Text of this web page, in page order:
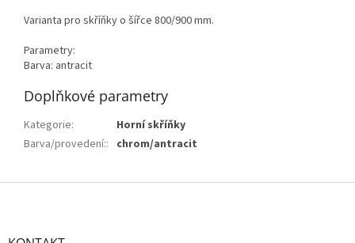
Varianta pro skříňky o šířce 800/900 mm.
Parametry:
Barva: antracit
Doplňkové parametry
Kategorie:
Horní skříňky
Barva/provedení:: chrom/antracit
Z